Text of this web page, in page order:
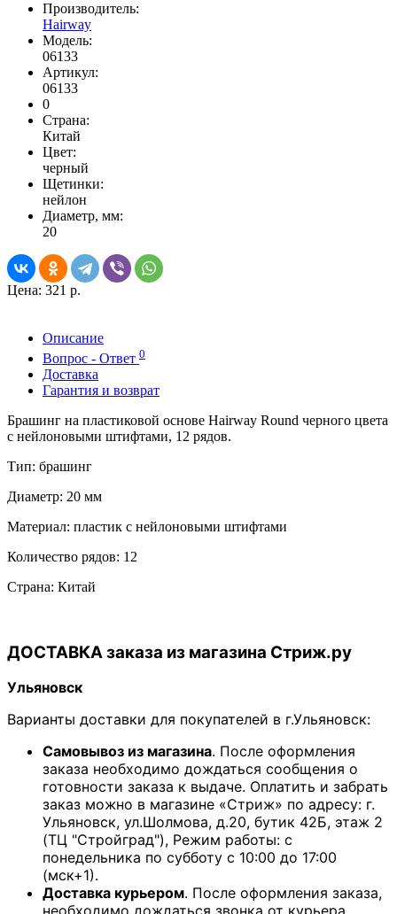
Производитель:
Hairway
Модель:
06133
Артикул:
06133
0
Страна:
Китай
Цвет:
черный
Щетинки:
нейлон
Диаметр, мм:
20
Цена: 321 р.
Описание
Вопрос - Ответ 0
Доставка
Гарантия и возврат
Брашинг на пластиковой основе Hairway Round черного цвета
с нейлоновыми штифтами, 12 рядов.
Тип: брашинг
Диаметр: 20 мм
Материал: пластик с нейлоновыми штифтами
Количество рядов: 12
Страна: Китай
ДОСТАВКА заказа из магазина Стриж.ру
Ульяновск
Варианты доставки для покупателей в г.Ульяновск:
Самовывоз из магазина. После оформления
заказа необходимо дождаться сообщения о
готовности заказа к выдаче. Оплатить и забрать
заказ можно в магазине «Стриж» по адресу: г.
Ульяновск, ул.Шолмова, д.20, бутик 42Б, этаж 2
(ТЦ "Стройград"), Режим работы: с
понедельника по субботу с 10:00 до 17:00
(мск+1).
Доставка курьером. После оформления заказа,